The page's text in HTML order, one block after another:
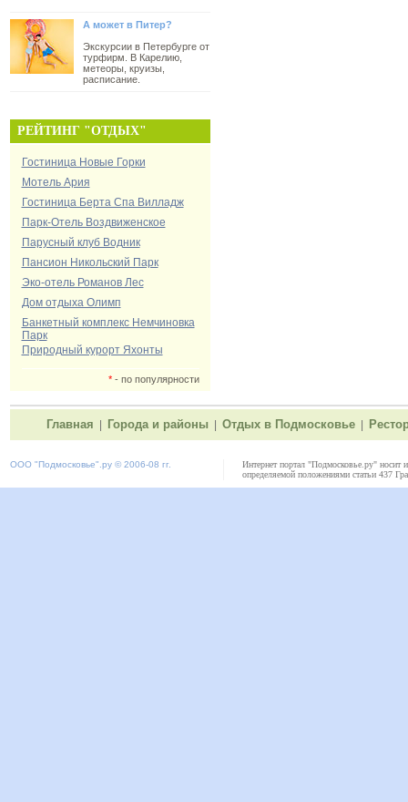
А может в Питер?
Экскурсии в Петербурге от
турфирм. В Карелию,
метеоры, круизы,
расписание.
РЕЙТИНГ "ОТДЫХ"
Гостиница Новые Горки
Мотель Ария
Гостиница Берта Спа Вилладж
Парк-Отель Воздвиженское
Парусный клуб Водник
Пансион Никольский Парк
Эко-отель Романов Лес
Дом отдыха Олимп
Банкетный комплекс Немчиновка
Парк
Природный курорт Яхонты
*- по популярности
Главная Города и районы Отдых в Подмосковье
ООО "Подмосковье" .ру © 2006-08 гг.
Интернет портал "Подмосковье.ру" носит
определяемой положениями статьи 437